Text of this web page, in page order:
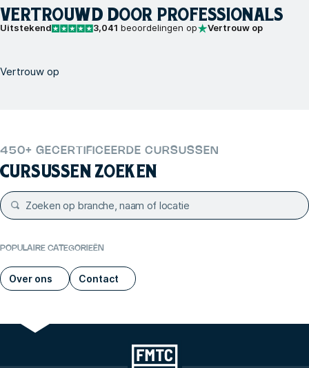
VERTROUWD DOOR PROFESSIONALS
Uitstekend 3,041 beoordelingen op Vertrouw op
Vertrouw op
450+ GECERTIFICEERDE CURSUSSEN
CURSUSSEN ZOEKEN
POPULAIRE CATEGORIEËN
Over ons Contact